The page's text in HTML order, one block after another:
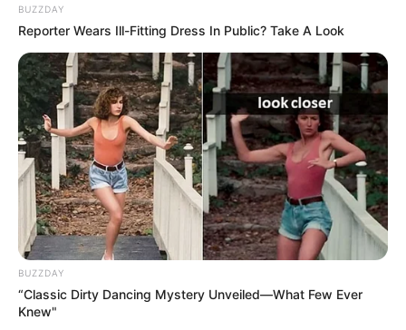
BUZZDAY
Reporter Wears Ill-Fitting Dress In Public? Take A Look
BUZZDAY
“Classic Dirty Dancing Mystery Unveiled—What Few Ever
Knew"